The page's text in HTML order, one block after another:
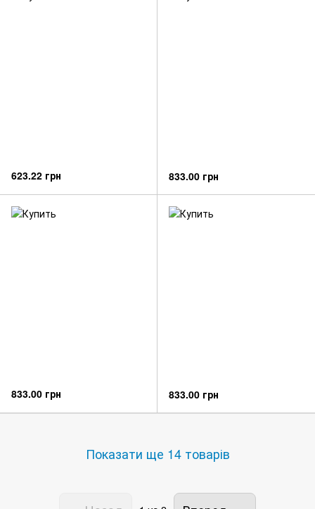
623.22 грн 833.00 грн
833.00 грн 833.00 грн
Показати ще 14 товарів